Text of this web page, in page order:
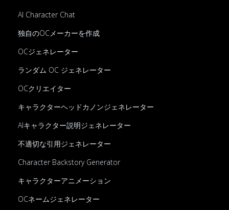
AI Character Chat
独自のOCメーカーを作成
OCジェネレーター
ランダム OC ジェネレーター
OCクリエイター
キャラクターヘッドカノンジェネレーター
AIキャラクター説明ジェネレーター
不適切な引用ジェネレーター
Character Backstory Generator
キャラクターアニメーション
OCネームジェネレーター